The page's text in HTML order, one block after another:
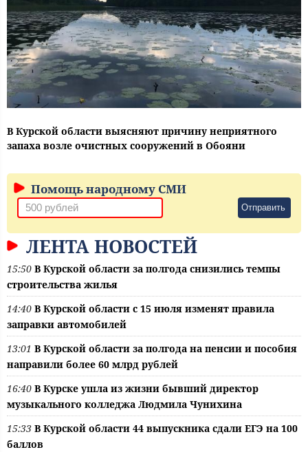
В Курской области выясняют причину неприятного
запаха возле очистных сооружений в Обояни
Помощь народному СМИ
Отправить
ЛЕНТА НОВОСТЕЙ
15:50 В Курской области за полгода снизились темпы
строительства жилья
14:40 В Курской области с 15 июля изменят правила
заправки автомобилей
13:01 В Курской области за полгода на пенсии и пособия
направили более 60 млрд рублей
16:40 В Курске ушла из жизни бывший директор
музыкального колледжа Людмила Чунихина
15:33 В Курской области 44 выпускника сдали ЕГЭ на 100
баллов